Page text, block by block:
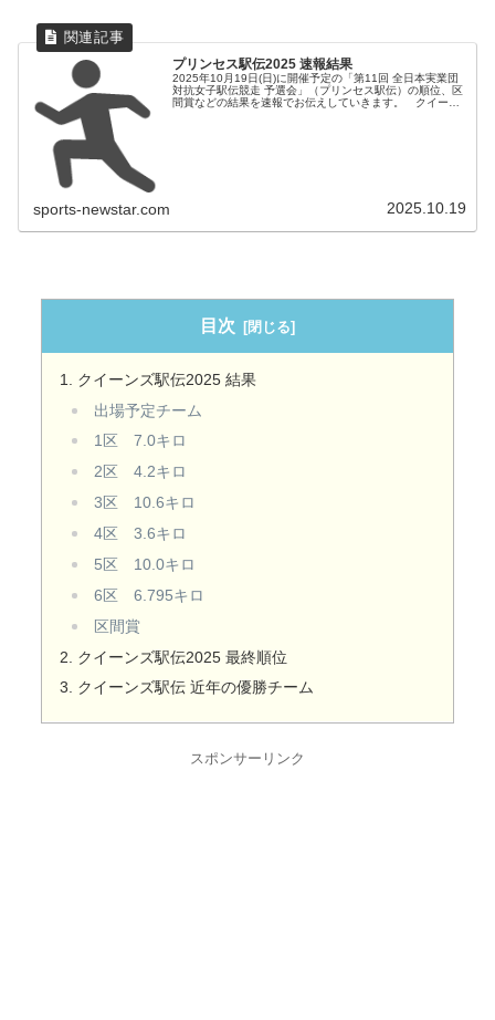
プリンセス駅伝2025 速報結果
2025年10月19日(日)に開催予定の「第11回 全日本実業団
対抗女子駅伝競走 予選会」（プリンセス駅伝）の順位、区
間賞などの結果を速報でお伝えしていきます。 クイーン
sports-newstar.com 2025.10.19
目次
クイーンズ駅伝2025 結果
出場予定チーム
1区 7.0キロ
2区 4.2キロ
3区 10.6キロ
4区 3.6キロ
5区 10.0キロ
6区 6.795キロ
区間賞
クイーンズ駅伝2025 最終順位
クイーンズ駅伝 近年の優勝チーム
スポンサーリンク